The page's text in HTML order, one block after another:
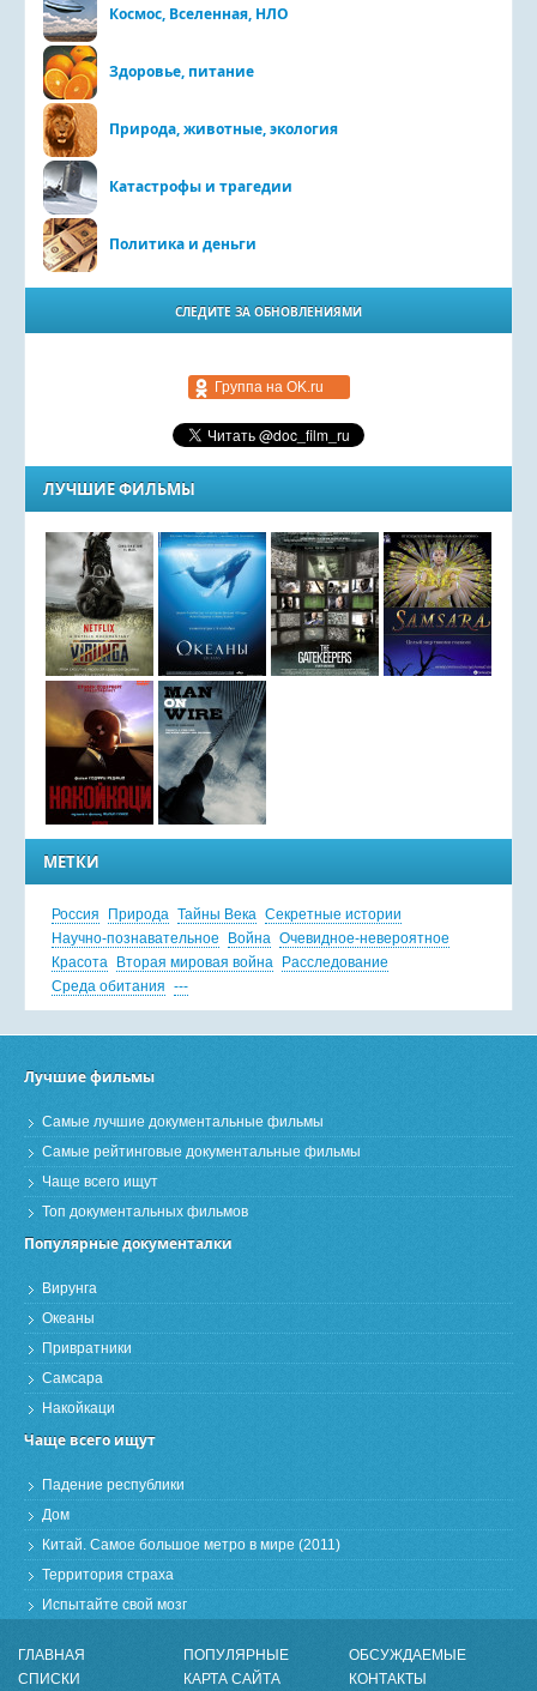
Космос, Вселенная, НЛО
Здоровье, питание
Природа, животные, экология
Катастрофы и трагедии
Политика и деньги
СЛЕДИТЕ ЗА ОБНОВЛЕНИЯМИ
Группа на OK.ru
ЛУЧШИЕ ФИЛЬМЫ
МЕТКИ
Россия Природа Тайны Века Секретные истории
Научно-познавательное
Война Очевидное-невероятное
Красота
Вторая мировая война
Расследование
Среда обитания ---
Лучшие фильмы
Самые лучшие документальные фильмы
Самые рейтинговые документальные фильмы
Чаще всего ищут
Топ документальных фильмов
Популярные документалки
Вирунга
Океаны
Привратники
Самсара
Накойкаци
Чаще всего ищут
Падение республики
Дом
Китай. Самое большое метро в мире (2011)
Территория страха
Испытайте свой мозг
ГЛАВНАЯ ПОПУЛЯРНЫЕ
ОБСУЖДАЕМЫЕ
СПИСКИ
КАРТА САЙТА КОНТАКТЫ